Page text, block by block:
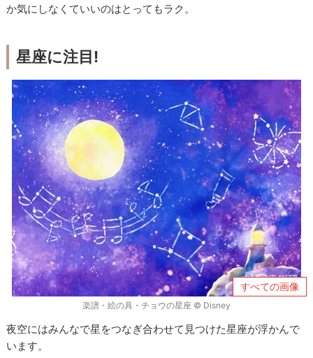
か気にしなくていいのはとってもラク。
星座に注目!
すべての画像
楽譜・絵の具・チョウの星座 © Disney
夜空にはみんなで星をつなぎ合わせて見つけた星座が浮かんで
います。